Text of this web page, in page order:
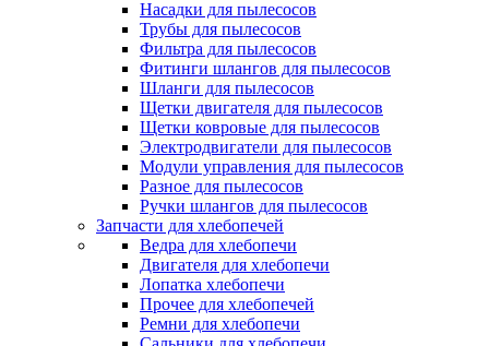
Насадки для пылесосов
Трубы для пылесосов
Фильтра для пылесосов
Фитинги шлангов для пылесосов
Шланги для пылесосов
Щетки двигателя для пылесосов
Щетки ковровые для пылесосов
Электродвигатели для пылесосов
Модули управления для пылесосов
Разное для пылесосов
Ручки шлангов для пылесосов
Запчасти для хлебопечей
Ведра для хлебопечи
Двигателя для хлебопечи
Лопатка хлебопечи
Прочее для хлебопечей
Ремни для хлебопечи